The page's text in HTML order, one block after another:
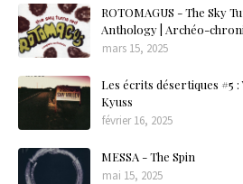
ROTOMAGUS - The Sky
Anthology | Archéo-
mars 15, 2025
Les écrits désertiques #5 :
Kyuss
février 16, 2025
MESSA - The Spin
mai 15, 2025